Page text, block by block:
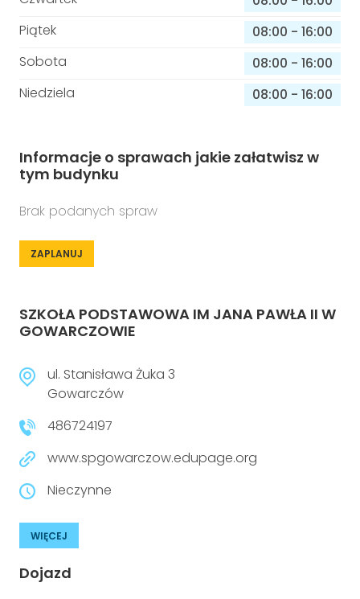
Piątek
08:00 - 16:00
Sobota
08:00 - 16:00
Niedziela
08:00 - 16:00
Informacje o sprawach jakie załatwisz w
tym budynku
Brak podanych spraw
ZAPLANUJ
SZKOŁA PODSTAWOWA IM JANA PAWŁA II W
GOWARCZOWIE
ul. Stanisława Żuka 3
Gowarczów
486724197
www.spgowarczow.edupage.org
Nieczynne
WIĘCEJ
Dojazd